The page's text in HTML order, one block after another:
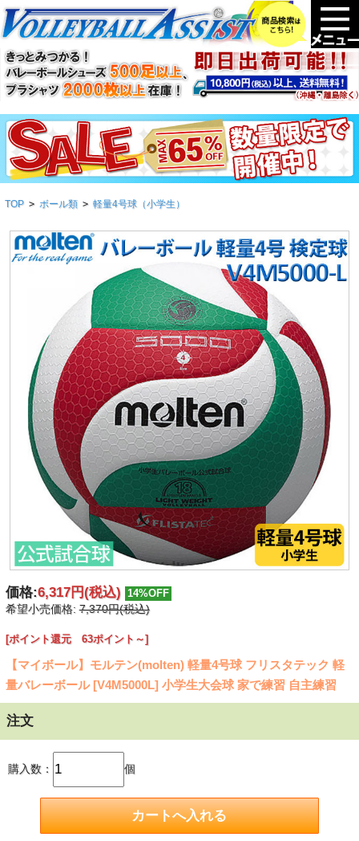
TOP > ボール類 > 軽量4号球（小学生）
価格:6,317円(税込) 14%OFF
希望小売価格:7,370円(税込)
[ポイント還元 63ポイント～]
【マイボール】モルテン(molten) 軽量4号球 フリスタテック 軽
量バレーボール [V4M5000L] 小学生大会球 家で練習 自主練習
注文
購入数： 個